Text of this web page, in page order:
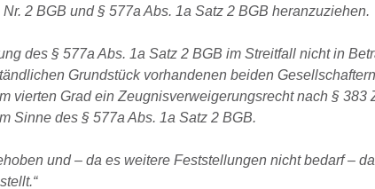
2 BGB und § 577a Abs. 1a Satz 2 BGB heranzuziehen.
des § 577a Abs. 1a Satz 2 BGB im Streitfall nicht in
Grundstück vorhandenen beiden
vierten Grad ein Zeugnisverweigerungsrecht nach § 383
Sinne des § 577a Abs. 1a Satz 2 BGB.
und – da es weitere Feststellungen nicht bedarf –